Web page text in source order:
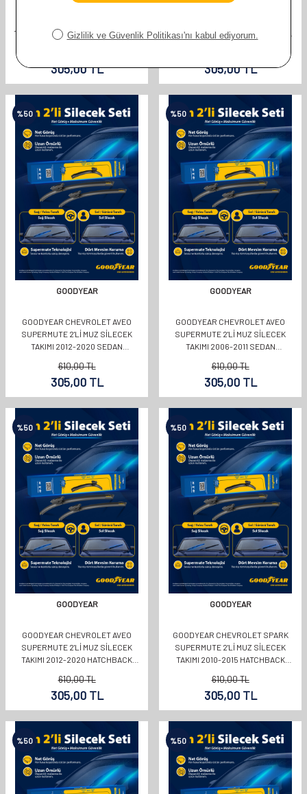
TAKIMI 2015-2022 COUPE / CABRIO
305,00TL
TAKIMI 2011-2015 COUPE / CABRIO
305,00TL
%50
GOODYEAR
GOODYEAR CHEVROLET AVEO
SUPERMUTE 2'LI MUZ SILECEK
TAKIMI 2012-2020 SEDAN
610,00TL
305,00TL
%50
GOODYEAR
GOODYEAR CHEVROLET AVEO
SUPERMUTE 2'LI MUZ SILECEK
TAKIMI 2006-2011 SEDAN
610,00TL
305,00TL
%50
GOODYEAR
GOODYEAR CHEVROLET AVEO
SUPERMUTE 2'LI MUZ SILECEK
TAKIMI 2012-2020 HATCHBACK
610,00TL
305,00TL
%50
GOODYEAR
GOODYEAR CHEVROLET SPARK
SUPERMUTE 2'LI MUZ SILECEK
TAKIMI 2010-2015 HATCHBACK
610,00TL
305,00TL
%50 %50